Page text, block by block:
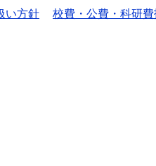
い方針 校費・公費・科研